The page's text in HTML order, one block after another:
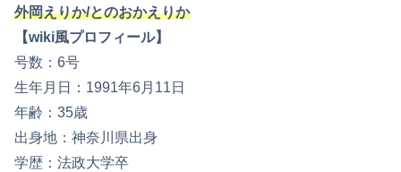
外岡えりか/とのおかえりか
【wiki風プロフィール】
号数：6号
生年月日：1991年6月11日
年齢：35歳
出身地：神奈川県出身
学歴：法政大学卒